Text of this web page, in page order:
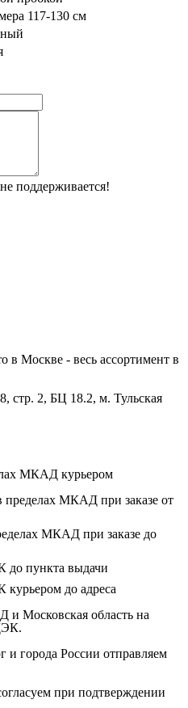
117-130 см
поддерживается!
в Москве - весь ассортимент в
стр. 2, БЦ 18.2, м. Тульская
МКАД курьером
пределах МКАД при заказе от
МКАД при заказе до
до пункта выдачи
до адреса
Московская область на
и города России отправляем
при подтверждении